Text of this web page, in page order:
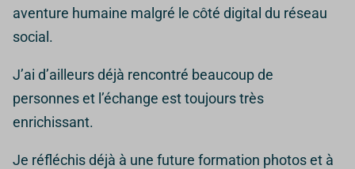
aventure humaine malgré le côté digital du réseau
social.
J’ai d’ailleurs déjà rencontré beaucoup de
personnes et l’échange est toujours très
enrichissant.
Je réfléchis déjà à une future formation photos et à